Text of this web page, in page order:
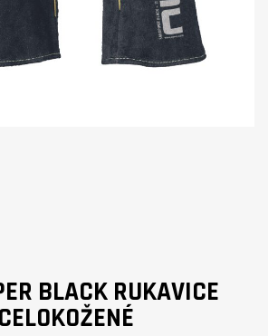
BLACK RUKAVICE
CELOKOŽENÉ